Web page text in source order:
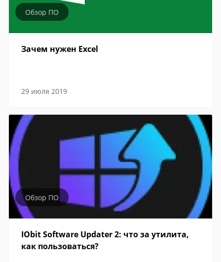
Обзор ПО
Зачем нужен Excel
29 июля 2019
Обзор ПО
IObit Software Updater 2: что за утилита,
как пользоваться?